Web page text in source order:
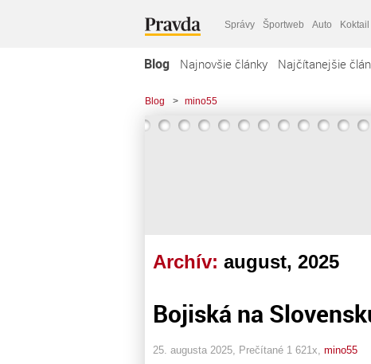
Správy Športweb Auto Koktail
Blog Najnovšie články Najčítanejšie
Blog > mino55
Archív: august, 2025
Bojiská na
25. augusta 2025, Prečítané 1 621x, mino55